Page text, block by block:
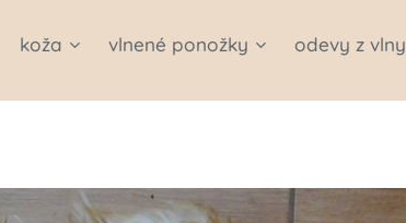
koža vlnené ponožky odevy z vlny